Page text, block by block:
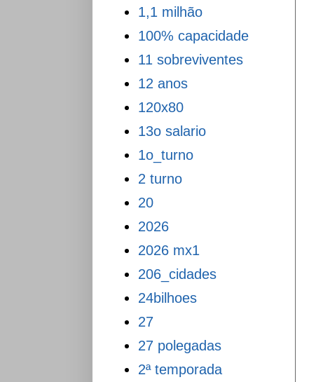
1,1 milhão
100% capacidade
11 sobreviventes
12 anos
120x80
13o salario
1o_turno
2 turno
20
2026
2026 mx1
206_cidades
24bilhoes
27
27 polegadas
2ª temporada